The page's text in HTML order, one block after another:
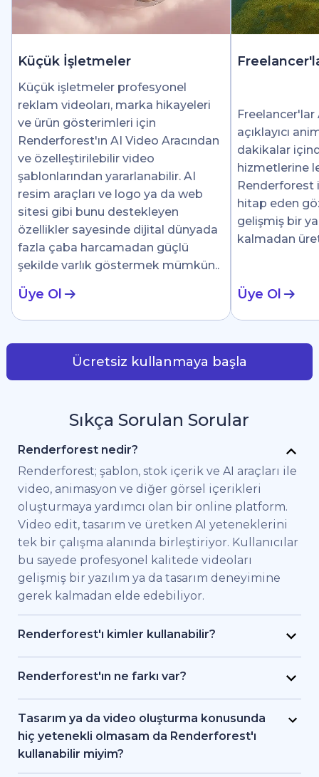
Küçük İşletmeler
Küçük işletmeler profesyonel
reklam videoları, marka hikayeleri
ve ürün gösterimleri için
Renderforest'ın AI Video Aracından
ve özelleştirilebilir video
şablonlarından yararlanabilir. AI
resim araçları ve logo ya da web
sitesi gibi bunu destekleyen
özellikler sayesinde dijital dünyada
fazla çaba harcamadan güçlü
şekilde varlık göstermek mümkün..
Üye Ol
açıklayıcı
dakikalar
hizmetlerine
Renderforest
hitap eden
gelişmiş bir
kalmadan
Üye Ol
Ücretsiz kullanmaya başla
Sıkça Sorulan Sorular
Renderforest nedir?
Renderforest; şablon, stok içerik ve AI araçları ile
video, animasyon ve diğer görsel içerikleri
oluşturmaya yardımcı olan bir online platform.
Video edit, tasarım ve üretken AI yeteneklerini
tek bir çalışma alanında birleştiriyor. Kullanıcılar
bu sayede profesyonel kalitede videoları
gelişmiş bir yazılım ya da tasarım deneyimine
gerek kalmadan elde edebiliyor.
Renderforest'ı kimler kullanabilir?
Renderforest kaliteli videoları hızlıca elde etmek
isteyen bireysel kullanıcılar ve ekipler için
çalışan freelancer'lar ve içerik üreticileri
Renderforest sayesinde bir prodüksiyon ekibi
tutmadan markalı videolar, eğitici içerikler ya da
Renderforest'ın ne farkı var?
Renderforest çeşitli AI ve video üretim
modellerini aynı platformda bir araya getiriyor.
Kullanıcılar bu sayede yazıdan, stok
görüntülerden ya da AI araçlarıyla video ve
Tasarım ya da video oluşturma konusunda
hiç yetenekli olmasam da Renderforest'ı
kullanabilir miyim?
Evet. Renderforest 1.200'den fazla şablon, AI